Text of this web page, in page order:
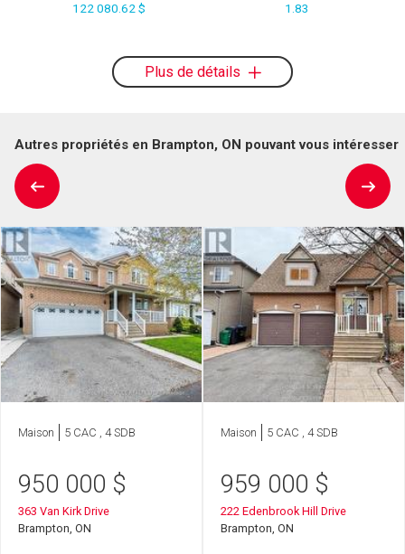
122 080.62 $ 1.83
Plus de détails
Autres propriétés en Brampton, ON pouvant vous intéresser
Maison 5 CAC , 4 SDB
950 000 $
363 Van Kirk Drive
Brampton, ON
Maison 5 CAC , 4 SDB
959 000 $
222 Edenbrook Hill Drive
Brampton, ON